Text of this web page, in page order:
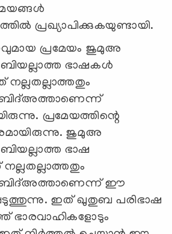
പ്രഖ്യാപിക്കുകയുണ്ടായി.
പ്രമേയം ജുമുഅ
ഭാഷകള്‍
പ്രമേയത്തിന്റെ
ജുമുഅ
ഭാഷ
ഈ
ഇത് ഖുതുബ പരിഭാഷ
ഭാരവാഹികളോടും